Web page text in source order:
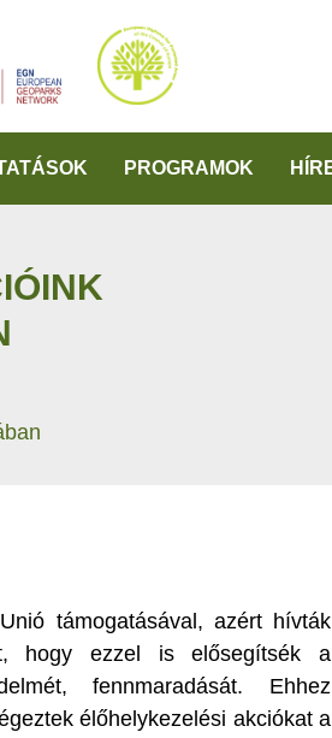
PROGRAMOK
támogatásával, azért hívták
hogy ezzel is elősegítsék a
fennmaradását. Ehhez
élőhelykezelési akciókat a